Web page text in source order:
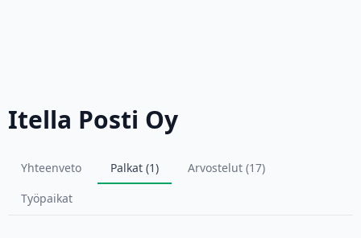
Itella Posti Oy
Yhteenveto Palkat (1)
Arvostelut (17)
Työpaikat